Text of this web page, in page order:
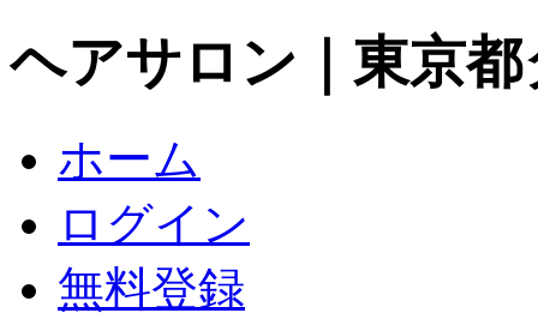
ヘアサロン｜東京
ホーム
ログイン
無料登録